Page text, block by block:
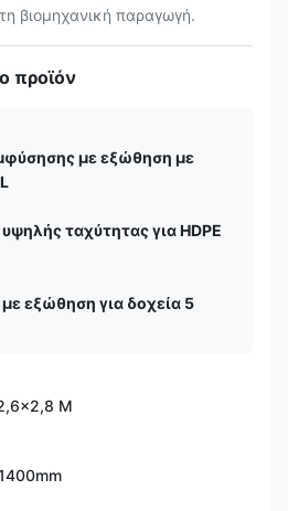
βιομηχανική παραγωγή.
προϊόν
με εξώθηση με
ταχύτητας για HDPE
εξώθηση για δοχεία 5
M